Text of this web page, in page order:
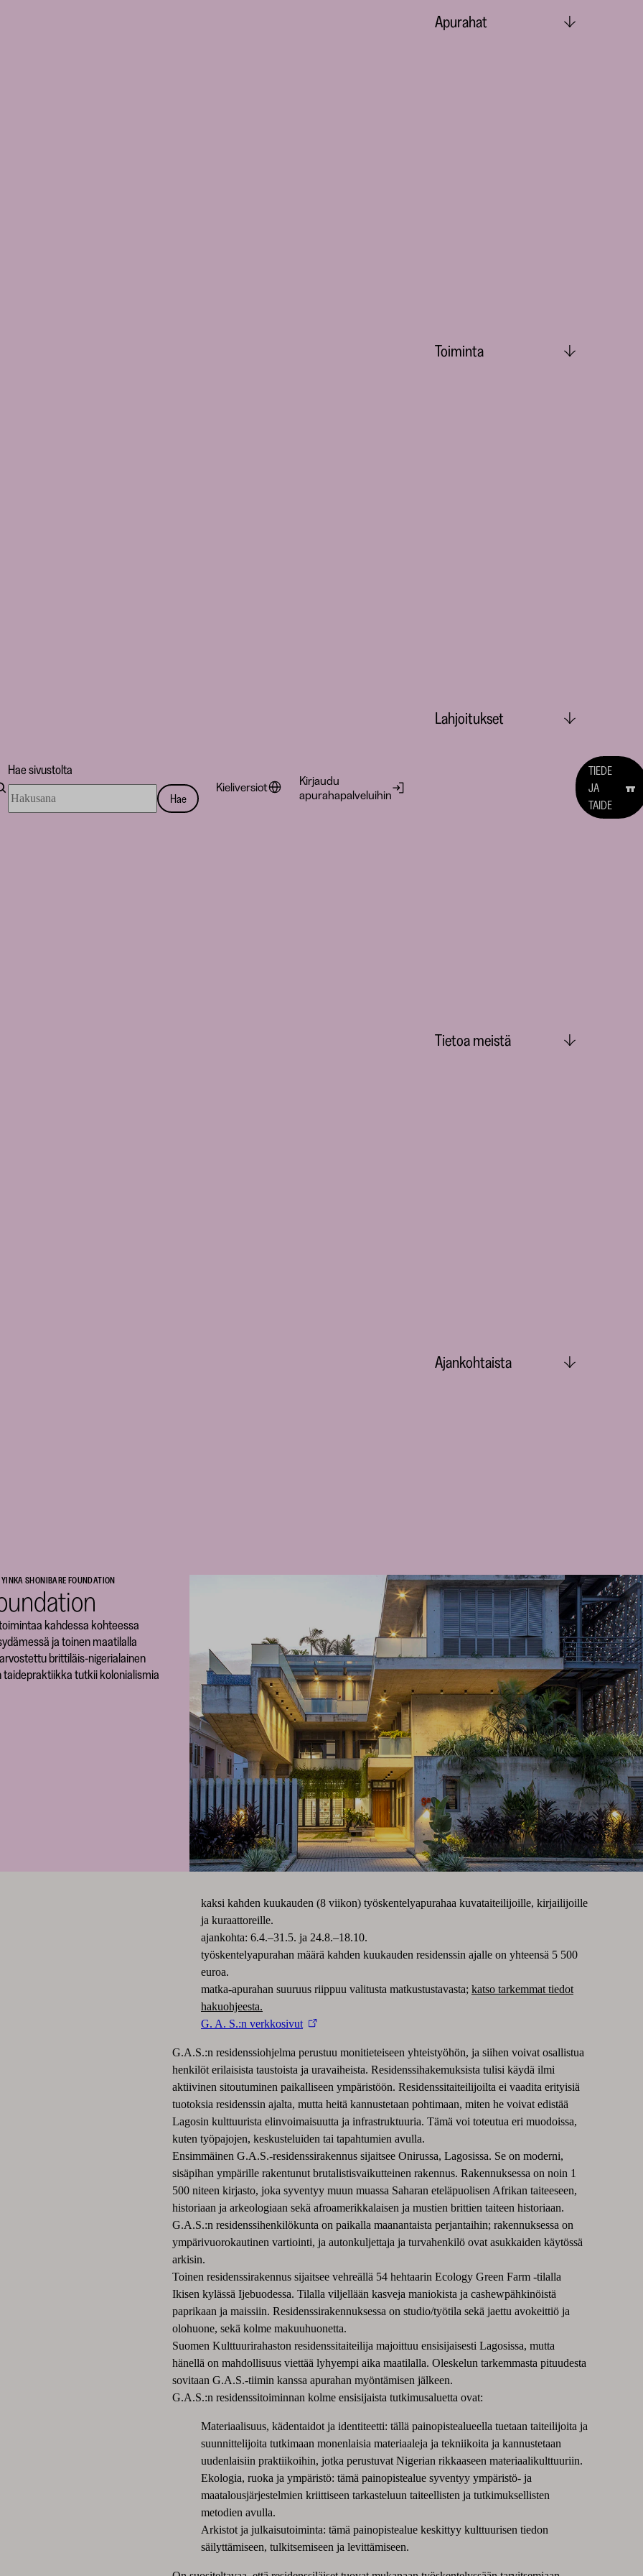
Hae sivustolta
sivustolta
Hae
Kieliversiot
Kirjaudu
apurahapalveluihin
Apurahat
Toiminta
Lahjoitukset
Tietoa meistä
Ajankohtaista
TIEDE
JA
TAIDE
SHONIBARE FOUNDATION
kahdessa kohteessa
ja toinen maatilalla
brittiläis-nigerialainen
taidepraktiikka tutkii kolonialismia
kaksi kahden kuukauden (8 viikon) työskentelyapurahaa kuvataiteilijoille, kirjailijoille
ja kuraattoreille.
ajankohta: 6.4.–31.5. ja 24.8.–18.10.
työskentelyapurahan määrä kahden kuukauden residenssin ajalle on yhteensä 5 500
euroa.
matka-apurahan suuruus riippuu valitusta matkustustavasta; katso tarkemmat tiedot
hakuohjeesta.
G. A. S.:n verkkosivut
G.A.S.:n residenssiohjelma perustuu monitieteiseen yhteistyöhön, ja siihen voivat osallistua
henkilöt erilaisista taustoista ja uravaiheista. Residenssihakemuksista tulisi käydä ilmi
aktiivinen sitoutuminen paikalliseen ympäristöön. Residenssitaiteilijoilta ei vaadita erityisiä
tuotoksia residenssin ajalta, mutta heitä kannustetaan pohtimaan, miten he voivat edistää
Lagosin kulttuurista elinvoimaisuutta ja infrastruktuuria. Tämä voi toteutua eri muodoissa,
kuten työpajojen, keskusteluiden tai tapahtumien avulla.
Ensimmäinen G.A.S.-residenssirakennus sijaitsee Onirussa, Lagosissa. Se on moderni,
sisäpihan ympärille rakentunut brutalistisvaikutteinen rakennus. Rakennuksessa on noin 1
500 niteen kirjasto, joka syventyy muun muassa Saharan eteläpuolisen Afrikan taiteeseen,
historiaan ja arkeologiaan sekä afroamerikkalaisen ja mustien brittien taiteen historiaan.
G.A.S.:n residenssihenkilökunta on paikalla maanantaista perjantaihin; rakennuksessa on
ympärivuorokautinen vartiointi, ja autonkuljettaja ja turvahenkilö ovat asukkaiden käytössä
arkisin.
Toinen residenssirakennus sijaitsee vehreällä 54 hehtaarin Ecology Green Farm -tilalla
Ikisen kylässä Ijebuodessa. Tilalla viljellään kasveja maniokista ja cashewpähkinöistä
paprikaan ja maissiin. Residenssirakennuksessa on studio/työtila sekä jaettu avokeittiö ja
olohuone, sekä kolme makuuhuonetta.
Suomen Kulttuurirahaston residenssitaiteilija majoittuu ensisijaisesti Lagosissa, mutta
hänellä on mahdollisuus viettää lyhyempi aika maatilalla. Oleskelun tarkemmasta pituudesta
sovitaan G.A.S.-tiimin kanssa apurahan myöntämisen jälkeen.
G.A.S.:n residenssitoiminnan kolme ensisijaista tutkimusaluetta ovat:
Materiaalisuus, kädentaidot ja identiteetti: tällä painopistealueella tuetaan taiteilijoita ja
suunnittelijoita tutkimaan monenlaisia materiaaleja ja tekniikoita ja kannustetaan
uudenlaisiin praktiikoihin, jotka perustuvat Nigerian rikkaaseen materiaalikulttuuriin.
Ekologia, ruoka ja ympäristö: tämä painopistealue syventyy ympäristö- ja
maatalousjärjestelmien kriittiseen tarkasteluun taiteellisten ja tutkimuksellisten
metodien avulla.
Arkistot ja julkaisutoiminta: tämä painopistealue keskittyy kulttuurisen tiedon
säilyttämiseen, tulkitsemiseen ja levittämiseen.